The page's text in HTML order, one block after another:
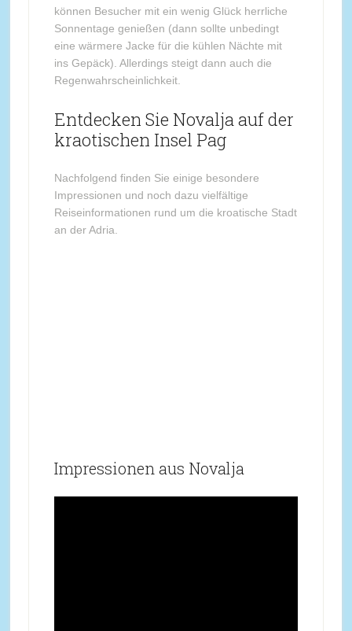
können Besucher mit ein wenig Glück herrliche
Sonnentage genießen (dann sollte unbedingt
eine wärmere Jacke für die kühlen Nächte mit
ins Gepäck). Allerdings steigt dann auch die
Regenwahrscheinlichkeit.
Entdecken Sie Novalja auf der
kraotischen Insel Pag
Nachfolgend finden Sie einige besondere
Impressionen und noch dazu vielfältige
Reiseinformationen rund um die kroatische Stadt
an der Adria.
Impressionen aus Novalja